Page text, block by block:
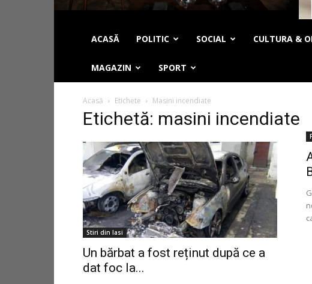
ACASĂ POLITIC SOCIAL CULTURA &
MAGAZIN SPORT
Acasă Etichete Masini incendiate
Etichetă: masini incendiate
Stiri din Iasi
Un bărbat a fost reținut după ce a
dat foc la...